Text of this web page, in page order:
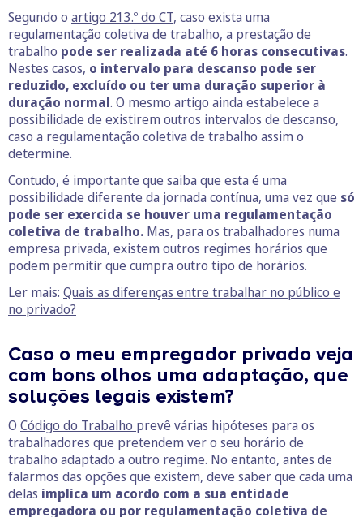
Segundo o artigo 213.º do CT, caso exista uma
regulamentação coletiva de trabalho, a prestação de
trabalho pode ser realizada até 6 horas consecutivas.
Nestes casos, o intervalo para descanso pode ser
reduzido, excluído ou ter uma duração superior à
duração normal. O mesmo artigo ainda estabelece a
possibilidade de existirem outros intervalos de descanso,
caso a regulamentação coletiva de trabalho assim o
determine.
Contudo, é importante que saiba que esta é uma
possibilidade diferente da jornada contínua, uma vez que só
pode ser exercida se houver uma regulamentação
coletiva de trabalho. Mas, para os trabalhadores numa
empresa privada, existem outros regimes horários que
podem permitir que cumpra outro tipo de horários.
Ler mais: Quais as diferenças entre trabalhar no público e
no privado?
Caso o meu empregador privado veja
com bons olhos uma adaptação, que
soluções legais existem?
O Código do Trabalho prevê várias hipóteses para os
trabalhadores que pretendem ver o seu horário de
trabalho adaptado a outro regime. No entanto, antes de
falarmos das opções que existem, deve saber que cada uma
delas implica um acordo com a sua entidade
empregadora ou por regulamentação coletiva de